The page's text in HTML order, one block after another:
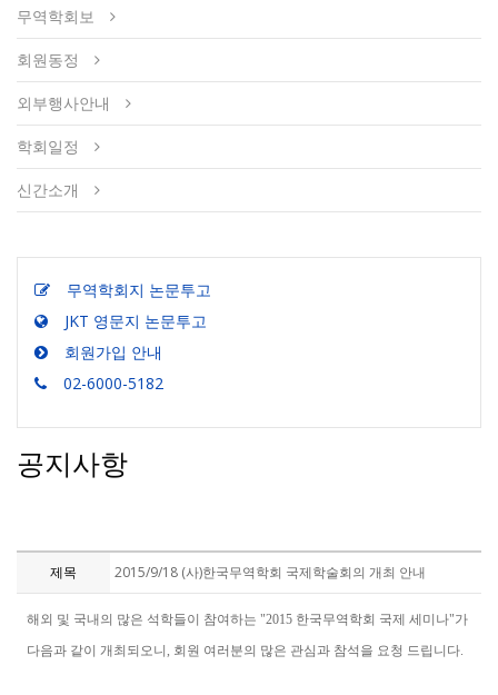
무역학회보
회원동정
외부행사안내
학회일정
신간소개
무역학회지 논문투고
JKT 영문지 논문투고
회원가입 안내
02-6000-5182
공지사항
제목 2015/9/18 (사)한국무역학회 국제학술회의 개최 안내
해외 및 국내의 많은 석학들이 참여하는 "2015 한국무역학회 국제 세미나"가
다음과 같이 개최되오니, 회원 여러분의 많은 관심과 참석을 요청 드립니다.